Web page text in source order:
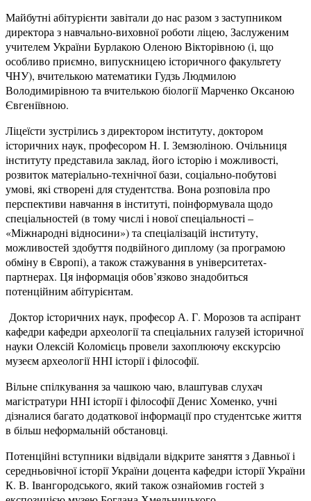
Майбутні абітурієнти завітали до нас разом з заступником
директора з навчально-виховної роботи ліцею, Заслуженим
учителем України Бурлакою Оленою Вікторівною (і, що
особливо приємно, випускницею історичного факультету
ЧНУ), вчителькою математики Гудзь Людмилою
Володимирівною та вчителькою біології Марченко Оксаною
Євгеніївною.
Ліцеїсти зустрілись з директором інституту, доктором
історичних наук, професором Н. І. Земзюліною. Очільниця
інституту представила заклад, його історію і можливості,
розвиток матеріально-технічної бази, соціально-побутові
умові, які створені для студентства. Вона розповіла про
перспективи навчання в інституті, поінформувала щодо
спеціальностей (в тому числі і нової спеціальності –
«Міжнародні відносини») та спеціалізацій інституту,
можливостей здобуття подвійного диплому (за програмою
обміну в Європі), а також стажування в університетах-
партнерах. Ця інформація обов’язково знадобиться
потенційним абітурієнтам.
Доктор історичних наук, професор А. Г. Морозов та аспірант
кафедри кафедри археології та спеціальних галузей історичної
науки Олексій Коломієць провели захоплюючу екскурсію
музеєм археології ННІ історії і філософії.
Вільне спілкування за чашкою чаю, влаштував слухач
магістратури ННІ історії і філософії Денис Хоменко, учні
дізналися багато додаткової інформації про студентське життя
в більш неформальній обстановці.
Потенційні вступники відвідали відкрите заняття з Давньої і
середньовічної історії України доцента кафедри історії України
К. В. Івангородського, який також ознайомив гостей з